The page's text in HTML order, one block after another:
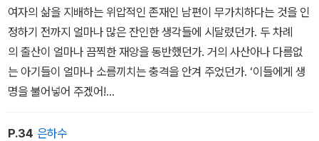
여자의 삶을 지배하는 위압적인 존재인 남편이 무가치하다는 것을 인
정하기 전까지 얼마나 많은 잔인한 생각들에 시달렸던가. 두 차례
의 출산이 얼마나 끔찍한 재앙을 동반했던가. 거의 사산아나 다름없
는 아기들이 얼마나 소름끼치는 충격을 안겨 주었던가. ‘이들에게 생
명을 불어넣어 주겠어!
매일매일 새로이 낳아 주겠어!‘ 라고 스스로에게 다짐하기 위해서
는 얼마나 용기가 필요했던가. 게다가 여성에게 구조의 손길을 내밀
P.34 은하수